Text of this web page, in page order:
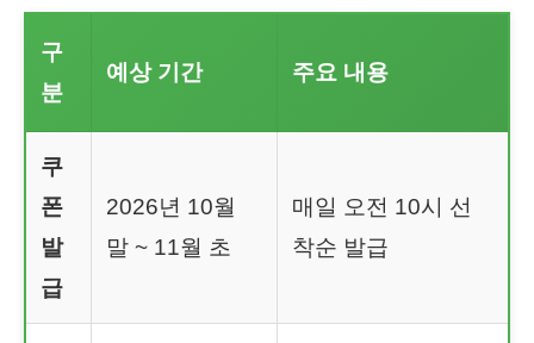
구
분
예상 기간 주요 내용
쿠
폰
발
급
2026년 10월
말 ~ 11월 초
매일 오전 10시 선
착순 발급